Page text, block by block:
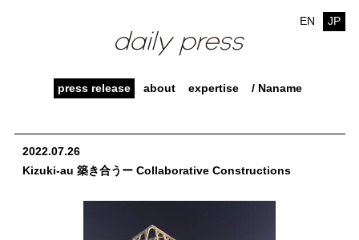
EN JP
press release about expertise / Naname
2022.07.26
Kizuki-au 築き合うー Collaborative Constructions